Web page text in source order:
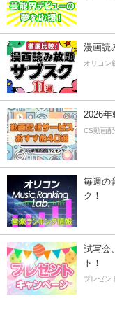
漫画読
オリコン
2026年
CS動画
毎週の
ク！
試写会
ト！
プレゼン